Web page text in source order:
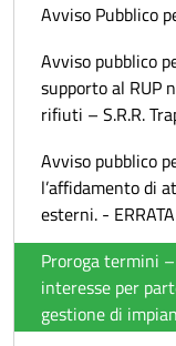
Avviso Pubblico
Avviso pubblico
supporto al RUP
rifiuti – S.R.R.
Avviso pubblico
l’affidamento di
esterni. -
Proroga termini
interesse per
gestione di